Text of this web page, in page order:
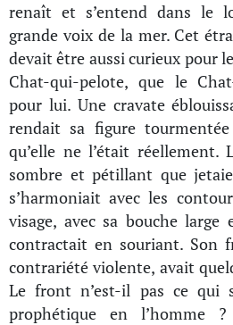
renaît et s’entend dans le
grande voix de la mer. Cet
devait être aussi curieux pour
Chat-qui-pelote, que le
pour lui. Une cravate
rendait sa figure
qu’elle ne l’était
sombre et pétillant que
s’harmoniait avec les
visage, avec sa bouche large
contractait en souriant. Son
contrariété violente, avait
Le front n’est-il pas ce qui
prophétique en l’homme